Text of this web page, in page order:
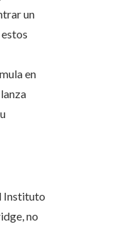
un
en
Instituto
no